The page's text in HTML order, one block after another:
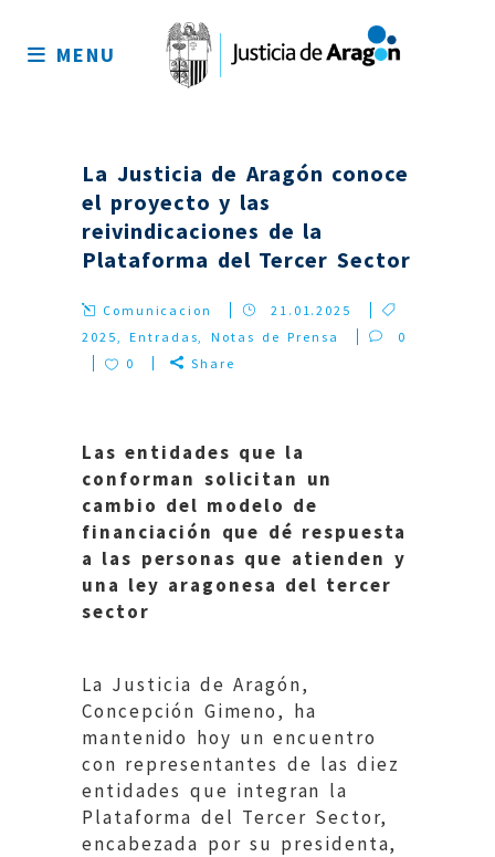
sitio
MENU
La Justicia de Aragón conoce
el proyecto y las
reivindicaciones de la
Plataforma del Tercer Sector
Comunicacion
21.01.2025
2025,Entradas, Notas de Prensa
0
0
Share
Las entidades que la
conforman solicitan un
cambio del modelo de
financiación que dé respuesta
a las personas que atienden y
una ley aragonesa del tercer
sector
La Justicia de Aragón,
Concepción Gimeno, ha
mantenido hoy un encuentro
con representantes de las diez
entidades que integran la
Plataforma del Tercer Sector,
encabezada por su presidenta,